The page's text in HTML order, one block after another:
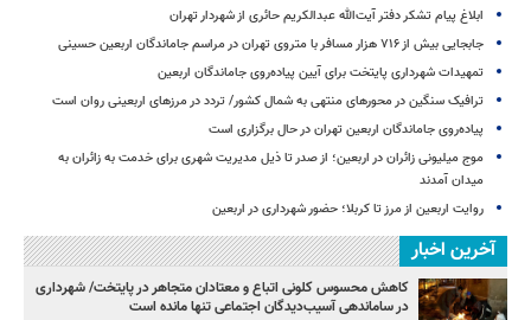
ابلاغ پیام تشکر دفتر آیت‌الله عبدالکریم حائری از شهردار تهران
جابجایی بیش از ۷۱۶ هزار مسافر با متروی تهران در مراسم جاماندگان اربعین حسینی
تمهیدات شهرداری پایتخت برای آیین پیاده‌روی جاماندگان اربعین
ترافیک سنگین در محورهای منتهی به شمال کشور/ تردد در مرزهای اربعینی روان است
پیاده‌روی جاماندگان اربعین تهران در حال برگزاری است
موج میلیونی زائران در اربعین؛ از صدر تا ذیل مدیریت شهری برای خدمت به زائران به
میدان آمدند
روایت اربعین از مرز تا کربلا؛ حضور شهرداری در اربعین
آخرین اخبار
کاهش محسوس کلونی اتباع و معتادان متجاهر در پایتخت/ شهرداری
در ساماندهی آسیب‌دیدگان اجتماعی تنها مانده است